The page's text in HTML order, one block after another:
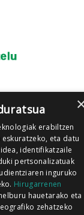
erabiltzen
eta datu
identifikatzaile
pertsonalizatuak
inguruko
Hirugarrenen
hauetarako eta
zehatzeko